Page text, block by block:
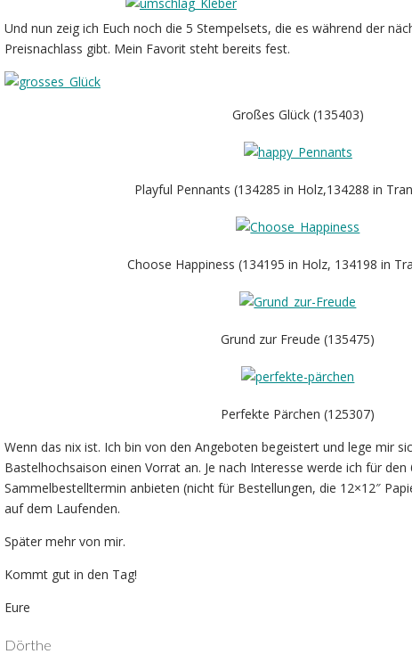
Und nun zeig ich Euch noch die 5 Stempelsets, die es während der
Preisnachlass gibt. Mein Favorit steht bereits fest.
Großes Glück (135403)
Playful Pennants (134285 in Holz,134288 in
Choose Happiness (134195 in Holz, 134198 in
Grund zur Freude (135475)
Perfekte Pärchen (125307)
Wenn das nix ist. Ich bin von den Angeboten begeistert und lege mir
Bastelhochsaison einen Vorrat an. Je nach Interesse werde ich für den
Sammelbestelltermin anbieten (nicht für Bestellungen, die 12×12″
auf dem Laufenden.
Später mehr von mir.
Kommt gut in den Tag!
Eure
Dörthe